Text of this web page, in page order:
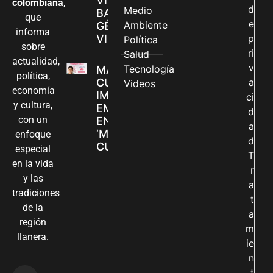
colombiana,
que
informa
sobre
actualidad,
política,
economía
y cultura,
con un
enfoque
especial
en la vida
y las
tradiciones
de la
región
llanera.
BASADAS EN
GÉNERO EN
VILLAVICENCIO
MADRES
CUIDADORAS
IMPULSAN SUS
EMPRENDIMIENTOS
EN LA FERIA
‘MANOS QUE
CUIDAN Y CREAN’
Medio
Ambiente
Política
Salud
Tecnología
Videos
d
e
p
ri
v
a
ci
d
a
d
T
r
a
t
a
m
ie
n